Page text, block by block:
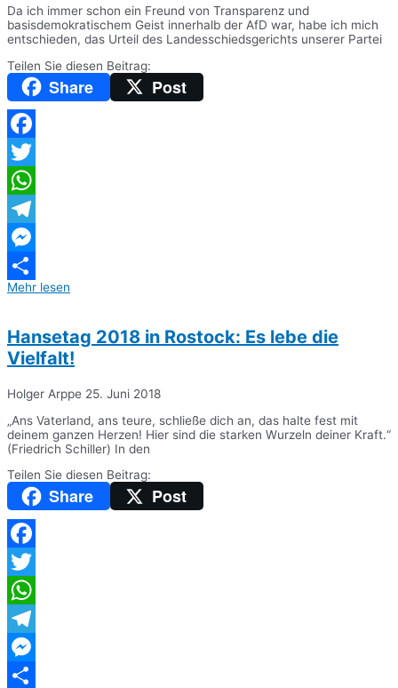
Da ich immer schon ein Freund von Transparenz und
basisdemokratischem Geist innerhalb der AfD war, habe ich mich
entschieden, das Urteil des Landesschiedsgerichts unserer Partei
Teilen Sie diesen Beitrag:
Share Post
Facebook
Twitter
WhatsApp
Telegram
Messenger
Teilen
Mehr lesen
Hansetag 2018 in Rostock: Es lebe die
Vielfalt!
Holger Arppe 25. Juni 2018
„Ans Vaterland, ans teure, schließe dich an, das halte fest mit
deinem ganzen Herzen! Hier sind die starken Wurzeln deiner Kraft.“
(Friedrich Schiller) In den
Teilen Sie diesen Beitrag:
Share Post
Facebook
Twitter
WhatsApp
Telegram
Messenger